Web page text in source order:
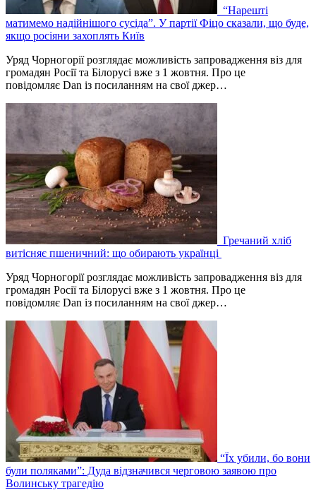
“Нарешті
матимемо надійнішого сусіда”. У партії Фіцо сказали, що буде,
якщо росіяни захоплять Київ
Уряд Чорногорії розглядає можливість запровадження віз для
громадян Росії та Білорусі вже з 1 жовтня. Про це
повідомляє Dan із посиланням на свої джер…
Гречаний хліб
витісняє пшеничний: що обирають українці
Уряд Чорногорії розглядає можливість запровадження віз для
громадян Росії та Білорусі вже з 1 жовтня. Про це
повідомляє Dan із посиланням на свої джер…
“Їх убили, бо вони
були поляками”: Дуда відзначився черговою заявою про
Волинську трагедію